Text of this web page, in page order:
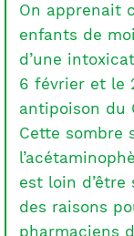
On apprenait
enfants de
d’une
6 février et le
antipoison du
Cette sombre
est loin d’être
des raisons
pharmaciens